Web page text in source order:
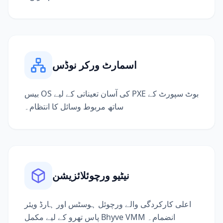
اسمارٹ ورکر نوڈس
بیس OS کی آسان تعیناتی کے لیے PXE بوٹ سپورٹ کے
ساتھ مربوط وسائل کا انتظام۔
نیٹیو ورچوئلائزیشن
اعلی کارکردگی والے ورچوئل ہوسٹس اور ہارڈ ویئر
پاس تھرو کے لیے مکمل Bhyve VMM انضمام۔